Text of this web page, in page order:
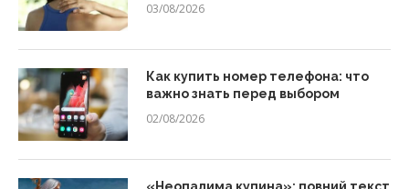
03/08/2026
Как купить номер телефона: что
важно знать перед выбором
02/08/2026